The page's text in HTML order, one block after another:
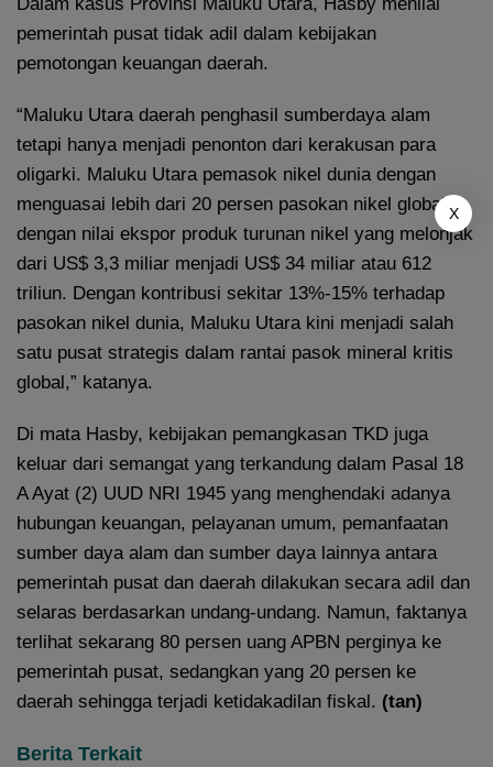
pemerintah pusat tidak adil dalam kebijakan
pemotongan keuangan daerah.
“Maluku Utara daerah penghasil sumberdaya alam
tetapi hanya menjadi penonton dari kerakusan para
oligarki. Maluku Utara pemasok nikel dunia dengan
menguasai lebih dari 20 persen pasokan nikel global,
dengan nilai ekspor produk turunan nikel yang melonjak
dari US$ 3,3 miliar menjadi US$ 34 miliar atau 612
triliun. Dengan kontribusi sekitar 13%-15% terhadap
pasokan nikel dunia, Maluku Utara kini menjadi salah
satu pusat strategis dalam rantai pasok mineral kritis
global,” katanya.
Di mata Hasby, kebijakan pemangkasan TKD juga
keluar dari semangat yang terkandung dalam Pasal 18
A Ayat (2) UUD NRI 1945 yang menghendaki adanya
hubungan keuangan, pelayanan umum, pemanfaatan
sumber daya alam dan sumber daya lainnya antara
pemerintah pusat dan daerah dilakukan secara adil dan
selaras berdasarkan undang-undang. Namun, faktanya
terlihat sekarang 80 persen uang APBN perginya ke
pemerintah pusat, sedangkan yang 20 persen ke
daerah sehingga terjadi ketidakadilan fiskal. (tan)
Berita Terkait
X